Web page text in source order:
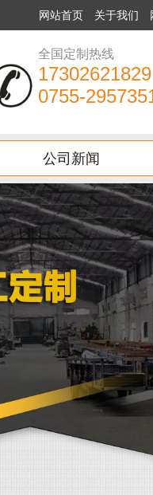
网站首页 关于我们
全国定制热线
17302621829
0755-
公司新闻